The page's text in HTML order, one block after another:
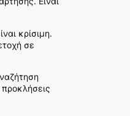
κρίσιμη.
σε